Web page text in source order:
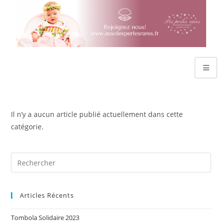
Il n’y a aucun article publié actuellement dans cette
catégorie.
Articles Récents
Tombola Solidaire 2023